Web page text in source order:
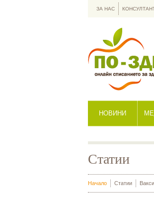
НОВИНИ
ЗА НАС
Статии
Начало Статии